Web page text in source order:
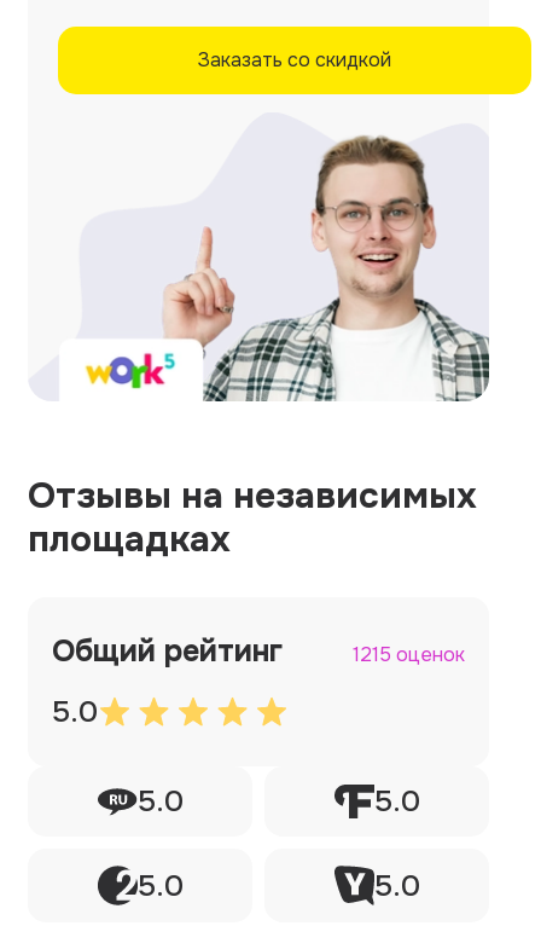
Заказать со скидкой
Отзывы на независимых
площадках
Общий рейтинг 1215 оценок
5.0
5.0 5.0
5.0 5.0